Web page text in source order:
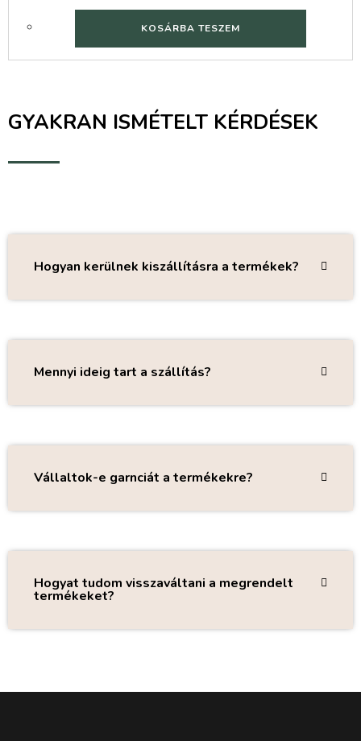
KOSÁRBA TESZEM
GYAKRAN ISMÉTELT KÉRDÉSEK
Hogyan kerülnek kiszállításra a termékek?
Mennyi ideig tart a szállítás?
Vállaltok-e garnciát a termékekre?
Hogyat tudom visszaváltani a megrendelt
termékeket?